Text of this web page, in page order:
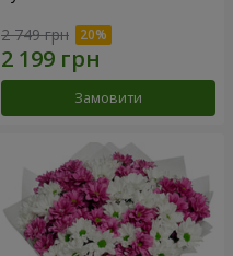
2 749 грн
Замовити